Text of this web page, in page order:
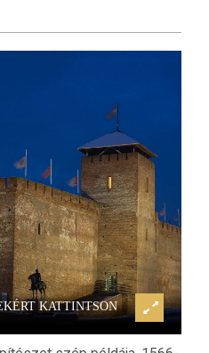
KATTINTSON
vár és honvédtiszti